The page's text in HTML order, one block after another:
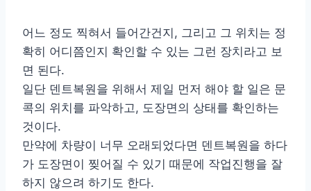
어느 정도 찍혀서 들어간건지, 그리고 그 위치는 정
확히 어디쯤인지 확인할 수 있는 그런 장치라고 보
면 된다.
일단 덴트복원을 위해서 제일 먼저 해야 할 일은 문
콕의 위치를 파악하고, 도장면의 상태를 확인하는
것이다.
만약에 차량이 너무 오래되었다면 덴트복원을 하다
가 도장면이 찢어질 수 있기 때문에 작업진행을 잘
하지 않으려 하기도 한다.